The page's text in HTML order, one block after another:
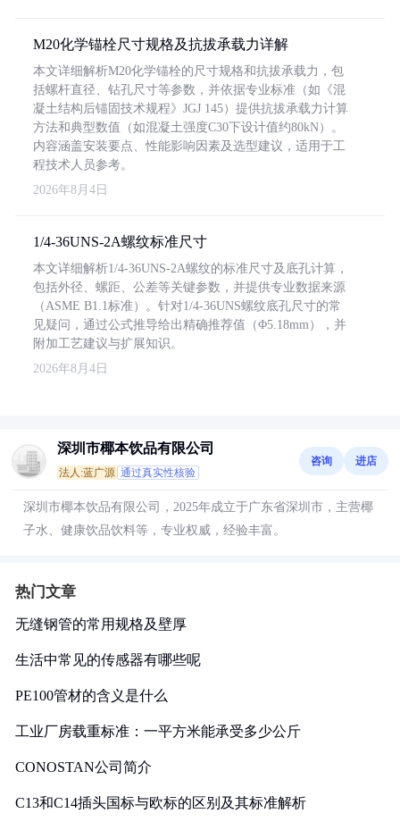
M20化学锚栓尺寸规格及抗拔承载力详解
本文详细解析M20化学锚栓的尺寸规格和抗拔承载力，包
括螺杆直径、钻孔尺寸等参数，并依据专业标准（如《混
凝土结构后锚固技术规程》JGJ 145）提供抗拔承载力计算
方法和典型数值（如混凝土强度C30下设计值约80kN）。
内容涵盖安装要点、性能影响因素及选型建议，适用于工
程技术人员参考。
2026年8月4日
1/4-36UNS-2A螺纹标准尺寸
本文详细解析1/4-36UNS-2A螺纹的标准尺寸及底孔计算，
包括外径、螺距、公差等关键参数，并提供专业数据来源
（ASME B1.1标准）。针对1/4-36UNS螺纹底孔尺寸的常
见疑问，通过公式推导给出精确推荐值（Φ5.18mm），并
附加工艺建议与扩展知识。
2026年8月4日
深圳市椰本饮品有限公司
法人:蓝广源 通过真实性核验
咨询 进店
深圳市椰本饮品有限公司，2025年成立于广东省深圳市，主营椰
子水、健康饮品饮料等，专业权威，经验丰富。
热门文章
无缝钢管的常用规格及壁厚
生活中常见的传感器有哪些呢
PE100管材的含义是什么
工业厂房载重标准：一平方米能承受多少公斤
CONOSTAN公司简介
C13和C14插头国标与欧标的区别及其标准解析